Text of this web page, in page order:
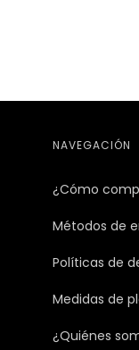
NAVEGACIÓN
¿Cómo
Métodos de
Políticas de
Medidas de
¿Quiénes